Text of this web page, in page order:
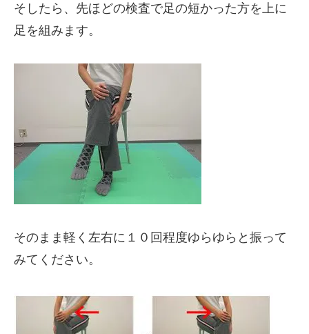
そしたら、先ほどの検査で足の短かった方を上に
足を組みます。
そのまま軽く左右に１０回程度ゆらゆらと振って
みてください。